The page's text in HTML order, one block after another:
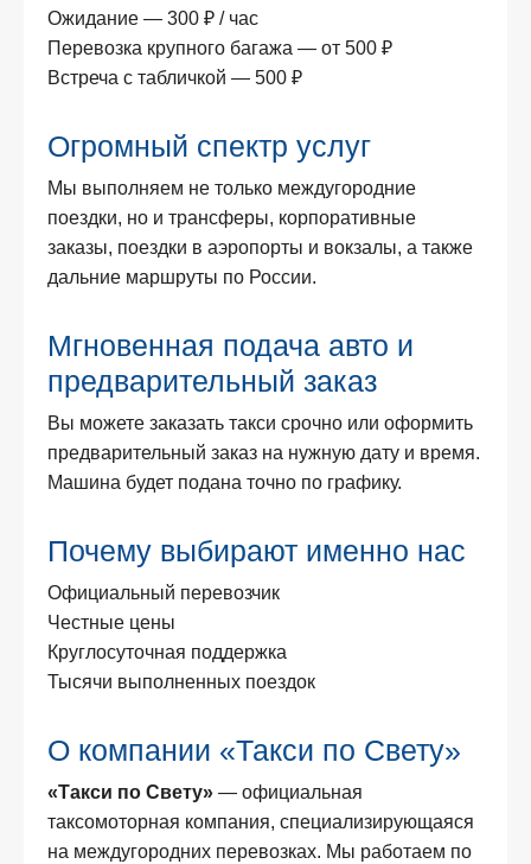
Ожидание — 300 ₽ / час
Перевозка крупного багажа — от 500 ₽
Встреча с табличкой — 500 ₽
Огромный спектр услуг
Мы выполняем не только междугородние
поездки, но и трансферы, корпоративные
заказы, поездки в аэропорты и вокзалы, а также
дальние маршруты по России.
Мгновенная подача авто и
предварительный заказ
Вы можете заказать такси срочно или оформить
предварительный заказ на нужную дату и время.
Машина будет подана точно по графику.
Почему выбирают именно нас
Официальный перевозчик
Честные цены
Круглосуточная поддержка
Тысячи выполненных поездок
О компании «Такси по Свету»
«Такси по Свету» — официальная
таксомоторная компания, специализирующаяся
на междугородних перевозках. Мы работаем по